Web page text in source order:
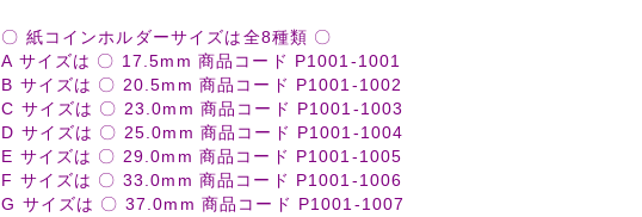
〇 紙コインホルダーサイズは全8種類 〇
A サイズは 〇 17.5mm 商品コード P1001-1001
B サイズは 〇 20.5mm 商品コード P1001-1002
C サイズは 〇 23.0mm 商品コード P1001-1003
D サイズは 〇 25.0mm 商品コード P1001-1004
E サイズは 〇 29.0mm 商品コード P1001-1005
F サイズは 〇 33.0mm 商品コード P1001-1006
G サイズは 〇 37.0mm 商品コード P1001-1007